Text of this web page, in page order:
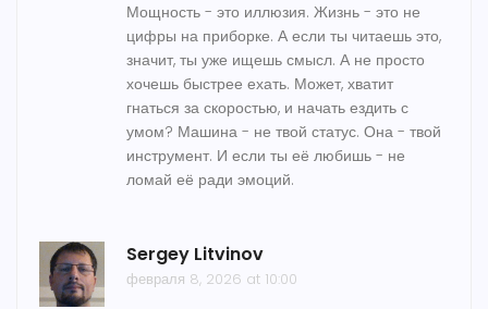
Мощность - это иллюзия. Жизнь - это не
цифры на приборке. А если ты читаешь это,
значит, ты уже ищешь смысл. А не просто
хочешь быстрее ехать. Может, хватит
гнаться за скоростью, и начать ездить с
умом? Машина - не твой статус. Она - твой
инструмент. И если ты её любишь - не
ломай её ради эмоций.
Sergey Litvinov
февраля 8, 2026 at 10:00